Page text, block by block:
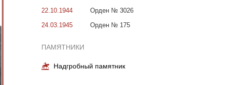
22.10.1944
Орден № 3026
24.03.1945
Орден № 175
ПАМЯТНИКИ
Надгробный памятник